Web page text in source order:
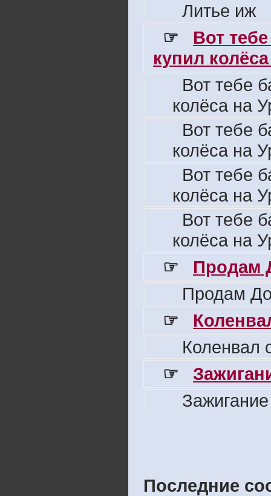
Литье иж
☞
Вот
купил
Вот тебе
колёса на
Вот тебе
колёса на
Вот тебе
колёса на
Вот тебе
колёса на
☞
Продам
Продам
☞
Коленвал
☞
Последние